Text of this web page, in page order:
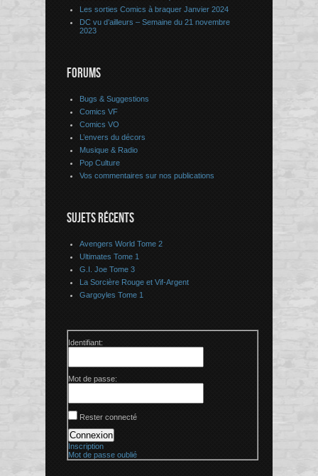
Les sorties Comics à braquer Janvier 2024
DC vu d’ailleurs – Semaine du 21 novembre
2023
FORUMS
Bugs & Suggestions
Comics VF
Comics VO
L’envers du décors
Musique & Radio
Pop Culture
Vos commentaires sur nos publications
SUJETS RÉCENTS
Avengers World Tome 2
Ultimates Tome 1
G.I. Joe Tome 3
La Sorcière Rouge et Vif-Argent
Gargoyles Tome 1
Identifiant:
Mot de passe:
Rester connecté
Connexion
Inscription
Mot de passe oublié